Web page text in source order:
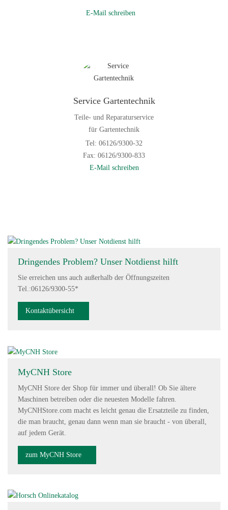
E-Mail schreiben
Service Gartentechnik
Teile- und Reparaturservice
für Gartentechnik
Tel: 06126/9300-32
Fax: 06126/9300-833
E-Mail schreiben
Dringendes Problem? Unser Notdienst hilft
Sie erreichen uns auch außerhalb der Öffnungszeiten
Tel.:06126/9300-55*
Kontaktübersicht
MyCNH Store
MyCNH Store der Shop für immer und überall! Ob Sie ältere
Maschinen betreiben oder die neuesten Modelle fahren.
MyCNHStore.com macht es leicht genau die Ersatzteile zu finden,
die man braucht, genau dann wenn man sie braucht - von überall,
auf jedem Gerät.
zum MyCNH Store